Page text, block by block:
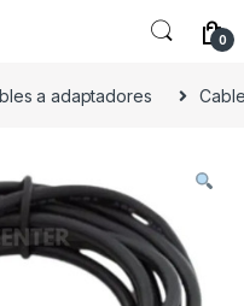
0
a adaptadores